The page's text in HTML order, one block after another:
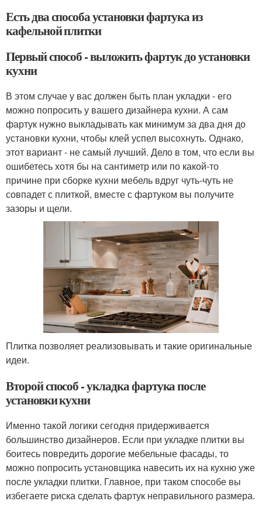
Есть два способа установки фартука из
кафельной плитки
Первый способ - выложить фартук до установки
кухни
В этом случае у вас должен быть план укладки - его
можно попросить у вашего дизайнера кухни. А сам
фартук нужно выкладывать как минимум за два дня до
установки кухни, чтобы клей успел высохнуть. Однако,
этот вариант - не самый лучший. Дело в том, что если вы
ошибетесь хотя бы на сантиметр или по какой-то
причине при сборке кухни мебель вдруг чуть-чуть не
совпадет с плиткой, вместе с фартуком вы получите
зазоры и щели.
Плитка позволяет реализовывать и такие оригинальные
идеи.
Второй способ - укладка фартука после
установки кухни
Именно такой логики сегодня придерживается
большинство дизайнеров. Если при укладке плитки вы
боитесь повредить дорогие мебельные фасады, то
можно попросить установщика навесить их на кухню уже
после укладки плитки. Главное, при таком способе вы
избегаете риска сделать фартук неправильного размера.